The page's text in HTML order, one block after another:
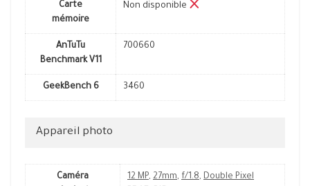
Carte
mémoire
Non disponible
AnTuTu
Benchmark V11
700660
GeekBench 6 3460
Appareil photo
Caméra
12 MP, 27mm, f/1.8, Double Pixel